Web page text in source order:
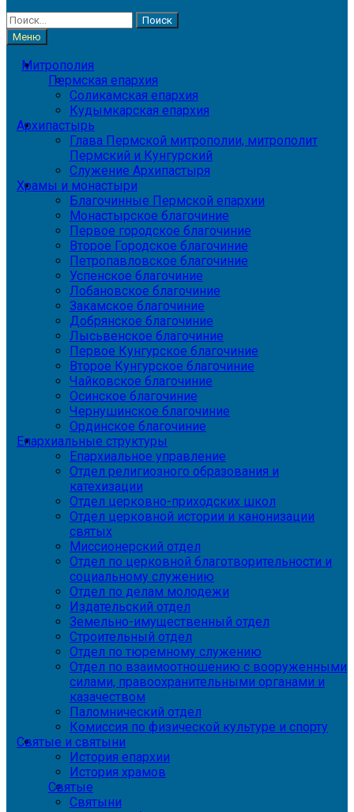
Найти:
Меню
Митрополия
Пермская епархия
Соликамская епархия
Кудымкарская епархия
Архипастырь
Глава Пермской митрополии, митрополит
Пермский и Кунгурский
Служение Архипастыря
Храмы и монастыри
Благочинные Пермской епархии
Монастырское благочиние
Первое городское благочиние
Второе Городское благочиние
Петропавловское благочиние
Успенское благочиние
Лобановское благочиние
Закамское благочиние
Добрянское благочиние
Лысьвенское благочиние
Первое Кунгурское благочиние
Второе Кунгурское благочиние
Чайковское благочиние
Осинское благочиние
Чернушинское благочиние
Ординское благочиние
Епархиальные структуры
Епархиальное управление
Отдел религиозного образования и
катехизации
Отдел церковно-приходских школ
Отдел церковной истории и канонизации
святых
Миссионерский отдел
Отдел по церковной благотворительности и
социальному служению
Отдел по делам молодежи
Издательский отдел
Земельно-имущественный отдел
Строительный отдел
Отдел по тюремному служению
Отдел по взаимоотношению с вооруженными
силами, правоохранительными органами и
казачеством
Паломнический отдел
Комиссия по физической культуре и спорту
Святые и святыни
История епархии
История храмов
Святые
Святыни